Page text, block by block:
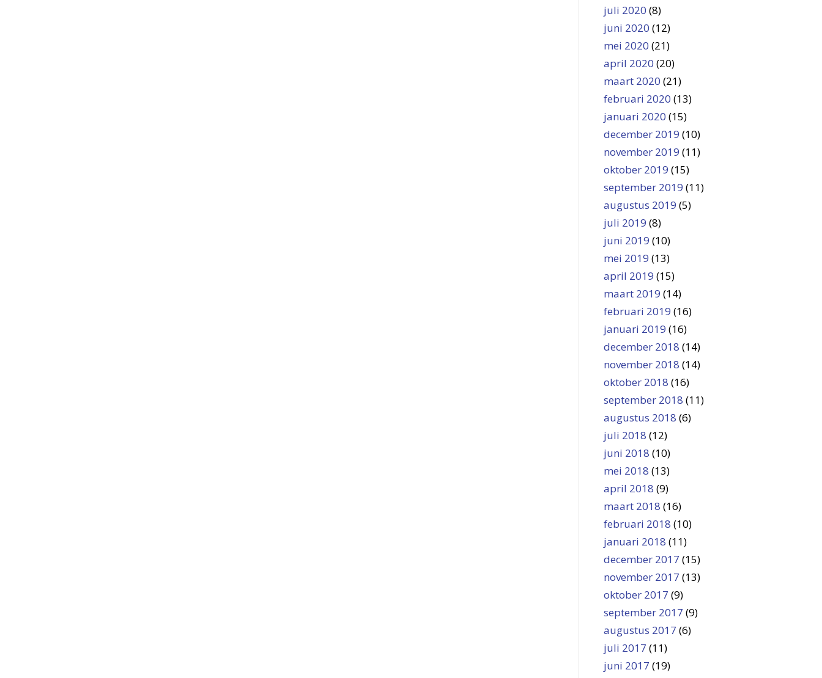
juli 2020 (8)
juni 2020 (12)
mei 2020 (21)
april 2020 (20)
maart 2020 (21)
februari 2020 (13)
januari 2020 (15)
december 2019 (10)
november 2019 (11)
oktober 2019 (15)
september 2019 (11)
augustus 2019 (5)
juli 2019 (8)
juni 2019 (10)
mei 2019 (13)
april 2019 (15)
maart 2019 (14)
februari 2019 (16)
januari 2019 (16)
december 2018 (14)
november 2018 (14)
oktober 2018 (16)
september 2018 (11)
augustus 2018 (6)
juli 2018 (12)
juni 2018 (10)
mei 2018 (13)
april 2018 (9)
maart 2018 (16)
februari 2018 (10)
januari 2018 (11)
december 2017 (15)
november 2017 (13)
oktober 2017 (9)
september 2017 (9)
augustus 2017 (6)
juli 2017 (11)
juni 2017 (19)